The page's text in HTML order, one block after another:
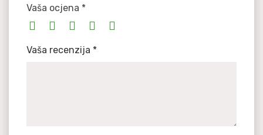
Vaša ocjena *
Vaša recenzija *